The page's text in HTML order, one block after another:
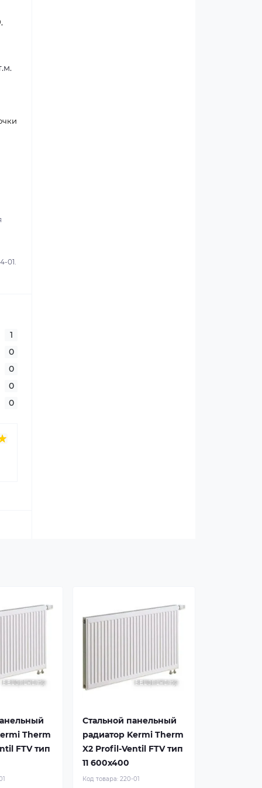
01.
1
0
0
0
0
Therm
FTV тип
Стальной панельный
радиатор Kermi Therm
X2 Profil-Ventil FTV тип
11 600x400
Код товара: 220-01